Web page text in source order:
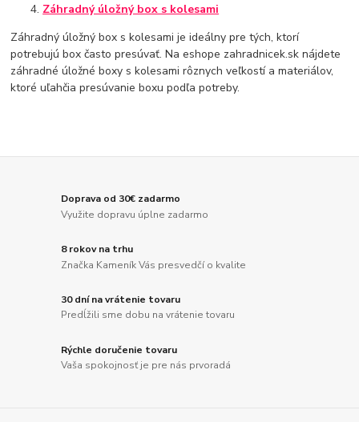
Záhradný úložný box s kolesami
Záhradný úložný box s kolesami je ideálny pre tých, ktorí
potrebujú box často presúvať. Na eshope zahradnicek.sk nájdete
záhradné úložné boxy s kolesami rôznych veľkostí a materiálov,
ktoré uľahčia presúvanie boxu podľa potreby.
Doprava od 30€ zadarmo
Využite dopravu úplne zadarmo
8 rokov na trhu
Značka Kameník Vás presvedčí o kvalite
30 dní na vrátenie tovaru
Predĺžili sme dobu na vrátenie tovaru
Rýchle doručenie tovaru
Vaša spokojnosť je pre nás prvoradá